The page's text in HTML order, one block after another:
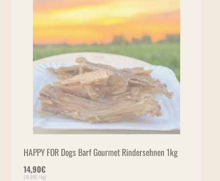
HAPPY FOR Dogs Barf Gourmet Rindersehnen 1kg
14,90€
(14,90€ / kg)